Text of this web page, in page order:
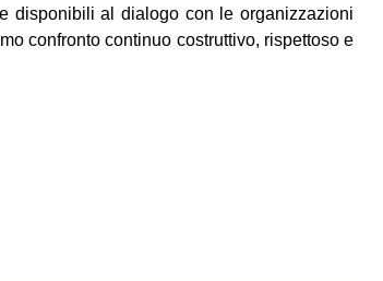
disponibili al dialogo con le organizzazioni
confronto continuo costruttivo, rispettoso e